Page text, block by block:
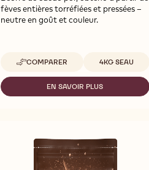
fèves entières torréfiées et pressées –
neutre en goût et couleur.
COMPARER
-
COCOA
BUTTER
Tailles disponibles
4KG SEAU
EN SAVOIR PLUS
-